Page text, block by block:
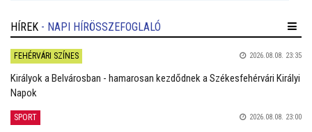
HÍREK - NAPI HÍRÖSSZEFOGLALÓ
FEHÉRVÁRI SZÍNES 2026.08.08. 23:35
Királyok a Belvárosban - hamarosan kezdődnek a Székesfehérvári Királyi
Napok
SPORT 2026.08.08. 23:00